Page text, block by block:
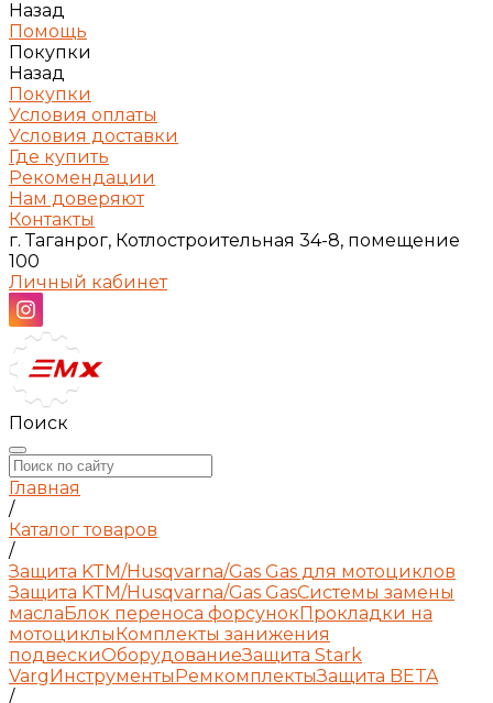
Назад
Помощь
Покупки
Назад
Покупки
Условия оплаты
Условия доставки
Где купить
Рекомендации
Нам доверяют
Контакты
г. Таганрог, Котлостроительная 34-8, помещение
100
Личный кабинет
Поиск
Главная
/
Каталог товаров
/
Защита KTM/Husqvarna/Gas Gas для мотоциклов
Защита KTM/Husqvarna/Gas GasСистемы замены
маслаБлок переноса форсунокПрокладки на
мотоциклыКомплекты занижения
подвескиОборудованиеЗащита Stark
VargИнструментыРемкомплектыЗащита BETA
/